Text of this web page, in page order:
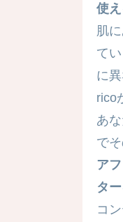
使
肌
て
に異
rico
あ
で
ア
タ
コ